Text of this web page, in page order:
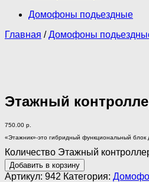
Домофоны подьездные
Главная /Домофоны
Этажный
750.00 р.
«Этажник»-это гибридный функциональный блок
Количество Этажный
Добавить в корзину
Артикул: 942 Категория: